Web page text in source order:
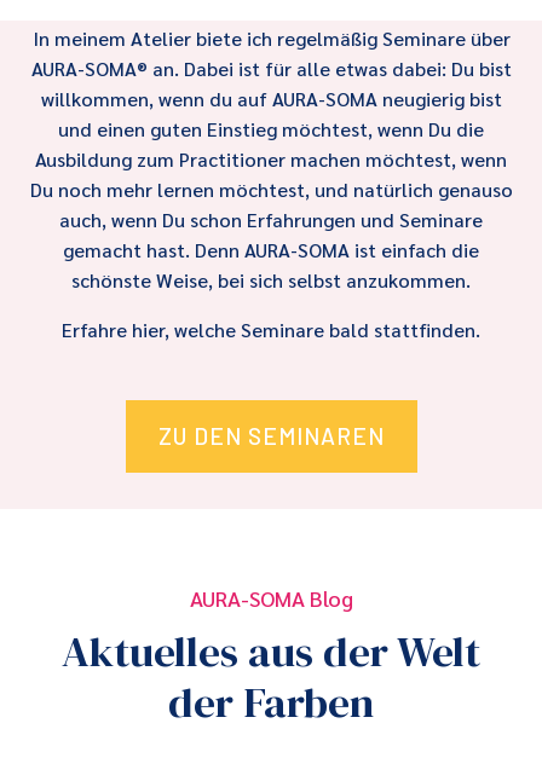
In meinem Atelier biete ich regelmäßig Seminare über
AURA-SOMA® an. Dabei ist für alle etwas dabei: Du bist
willkommen, wenn du auf AURA-SOMA neugierig bist
und einen guten Einstieg möchtest, wenn Du die
Ausbildung zum Practitioner machen möchtest, wenn
Du noch mehr lernen möchtest, und natürlich genauso
auch, wenn Du schon Erfahrungen und Seminare
gemacht hast. Denn AURA-SOMA ist einfach die
schönste Weise, bei sich selbst anzukommen.
Erfahre hier, welche Seminare bald stattfinden.
ZU DEN SEMINAREN
AURA-SOMA Blog
Aktuelles aus der Welt
der Farben